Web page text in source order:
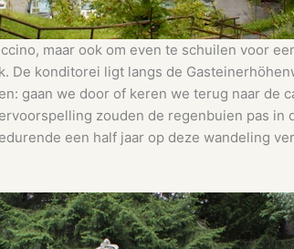
maar ook om even te schuilen voor
De konditorei ligt langs de
gaan we door of keren we terug naar de
zouden de regenbuien pas in
een half jaar op deze wandeling